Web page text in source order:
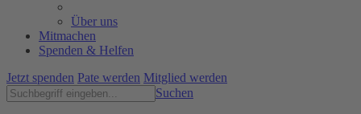
Über uns
Mitmachen
Spenden & Helfen
Jetzt spenden Pate werden Mitglied werden
Suchen